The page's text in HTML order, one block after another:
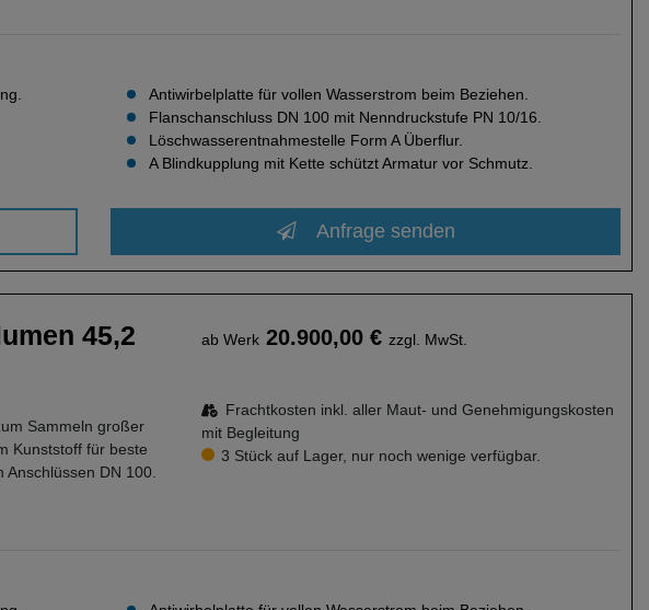
Antiwirbelplatte für vollen Wasserstrom beim Beziehen.
Flanschanschluss DN 100 mit Nenndruckstufe PN 10/16.
Löschwasserentnahmestelle Form A Überflur.
A Blindkupplung mit Kette schützt Armatur vor Schmutz.
Anfrage senden
45,2
Sammeln großer
Kunststoff für beste
DN 100.
ab Werk20.900,00 € zzgl. MwSt.
Frachtkosten inkl. aller Maut- und Genehmigungskosten
mit Begleitung
3 Stück auf Lager, nur noch wenige verfügbar.